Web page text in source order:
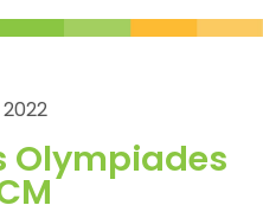
2022
Olympiades